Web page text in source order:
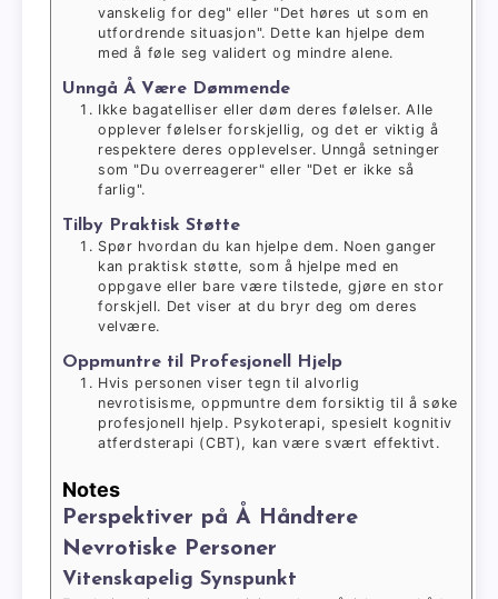
vanskelig for deg" eller "Det høres ut som en
utfordrende situasjon". Dette kan hjelpe dem
med å føle seg validert og mindre alene.
Unngå Å Være Dømmende
Ikke bagatelliser eller døm deres følelser. Alle
opplever følelser forskjellig, og det er viktig å
respektere deres opplevelser. Unngå setninger
som "Du overreagerer" eller "Det er ikke så
farlig".
Tilby Praktisk Støtte
Spør hvordan du kan hjelpe dem. Noen ganger
kan praktisk støtte, som å hjelpe med en
oppgave eller bare være tilstede, gjøre en stor
forskjell. Det viser at du bryr deg om deres
velvære.
Oppmuntre til Profesjonell Hjelp
Hvis personen viser tegn til alvorlig
nevrotisisme, oppmuntre dem forsiktig til å søke
profesjonell hjelp. Psykoterapi, spesielt kognitiv
atferdsterapi (CBT), kan være svært effektivt.
Notes
Perspektiver på Å Håndtere
Nevrotiske Personer
Vitenskapelig Synspunkt